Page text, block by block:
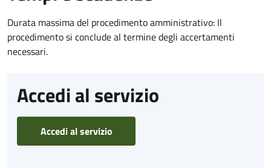
Durata massima del procedimento amministrativo: Il
procedimento si conclude al termine degli accertamenti
necessari.
Accedi al servizio
Accedi al servizio